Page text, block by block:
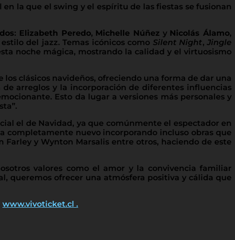
la que el swing y el espíritu de las fiestas se fusionan
: Elizabeth Peredo, Michelle Núñez y Nicolás Álamo,
del jazz. Temas icónicos como Silent Night,Jingle
noche mágica, mostrando la calidad y el virtuosismo
clásicos navideños, ofreciendo una forma de dar una
arreglos y la incorporación de diferentes influencias
Esto da lugar a versiones más personales y
el de Navidad, ya que comúnmente el espectador en
completamente nuevo incorporando incluso obras que
y Wynton Marsalis entre otros, haciendo de este
valores como el amor y la convivencia familiar
queremos ofrecer una atmósfera positiva y cálida que
www.vivoticket.cl .